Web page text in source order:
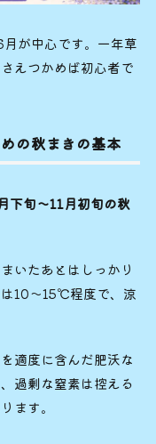
が中心です。一年草
えつかめば初心者で
の秋まきの基本
下旬〜11月初旬の秋
いたあとはしっかり
10〜15℃程度で、涼
適度に含んだ肥沃な
過剰な窒素は控える
ます。